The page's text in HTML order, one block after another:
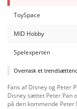
ToySpace
MID Hobby
Spelexperten
Overrask et
Fans af Disney og Peter
Disney sættet Peter Pan
på den kommende